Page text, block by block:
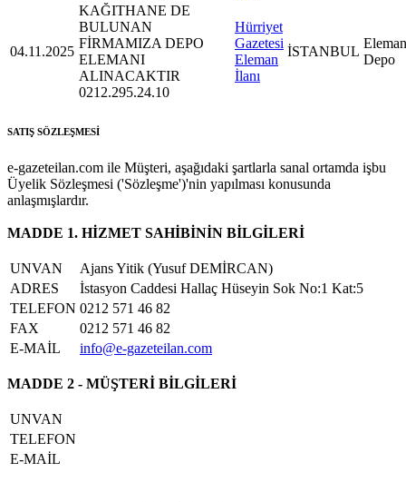
04.11.2025
KAĞITHANE DE
BULUNAN
FİRMAMIZA DEPO
ELEMANI
ALINACAKTIR
0212.295.24.10
Hürriyet
Gazetesi
Eleman
İlanı
İSTANBUL
Depo
SATIŞ SÖZLEŞMESİ
e-gazeteilan.com ile Müşteri, aşağıdaki şartlarla sanal ortamda işbu
Üyelik Sözleşmesi ('Sözleşme')'nin yapılması konusunda
anlaşmışlardır.
MADDE 1. HİZMET SAHİBİNİN BİLGİLERİ
UNVAN
Ajans Yitik (Yusuf DEMİRCAN)
ADRES
İstasyon Caddesi Hallaç Hüseyin Sok No:1 Kat:5
TELEFON 0212 571 46 82
FAX
0212 571 46 82
E-MAİL
info@e-gazeteilan.com
MADDE 2 - MÜŞTERİ BİLGİLERİ
UNVAN
TELEFON
E-MAİL